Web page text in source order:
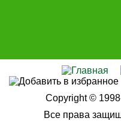
Copyright ©
Все права